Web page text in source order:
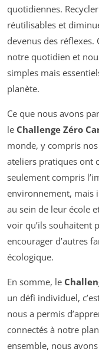
quotidiennes.
réutilisables et
devenus des
notre quotidien et
simples mais
planète.
Ce que nous avons
le Challenge Zéro
monde, y compris
ateliers pratiques ont
seulement compris
environnement, mais
au sein de leur école
voir qu’ils souhaitent
encourager d’autres
écologique.
En somme, le
un défi individuel,
nous a permis
connectés à notre
ensemble, nous